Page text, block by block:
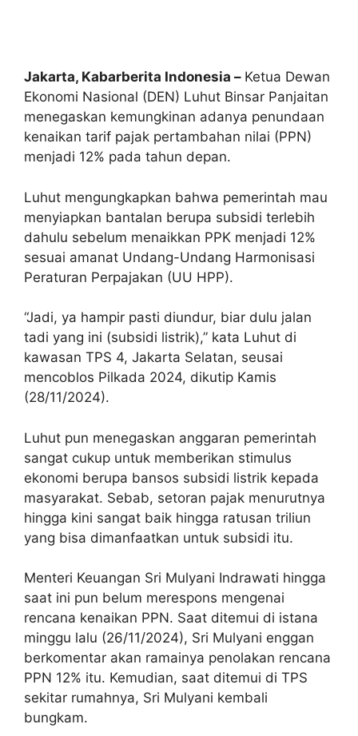
Jakarta, Kabarberita Indonesia – Ketua Dewan
Ekonomi Nasional (DEN) Luhut Binsar Panjaitan
menegaskan kemungkinan adanya penundaan
kenaikan tarif pajak pertambahan nilai (PPN)
menjadi 12% pada tahun depan.
Luhut mengungkapkan bahwa pemerintah mau
menyiapkan bantalan berupa subsidi terlebih
dahulu sebelum menaikkan PPK menjadi 12%
sesuai amanat Undang-Undang Harmonisasi
Peraturan Perpajakan (UU HPP).
“Jadi, ya hampir pasti diundur, biar dulu jalan
tadi yang ini (subsidi listrik),” kata Luhut di
kawasan TPS 4, Jakarta Selatan, seusai
mencoblos Pilkada 2024, dikutip Kamis
(28/11/2024).
Luhut pun menegaskan anggaran pemerintah
sangat cukup untuk memberikan stimulus
ekonomi berupa bansos subsidi listrik kepada
masyarakat. Sebab, setoran pajak menurutnya
hingga kini sangat baik hingga ratusan triliun
yang bisa dimanfaatkan untuk subsidi itu.
Menteri Keuangan Sri Mulyani Indrawati hingga
saat ini pun belum merespons mengenai
rencana kenaikan PPN. Saat ditemui di istana
minggu lalu (26/11/2024), Sri Mulyani enggan
berkomentar akan ramainya penolakan rencana
PPN 12% itu. Kemudian, saat ditemui di TPS
sekitar rumahnya, Sri Mulyani kembali
bungkam.